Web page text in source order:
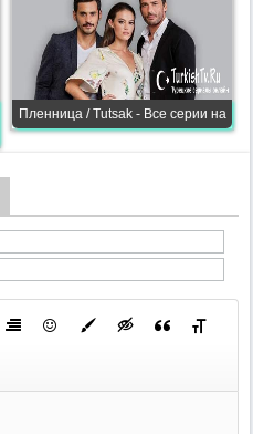
Пленница / Tutsak - Все серии на